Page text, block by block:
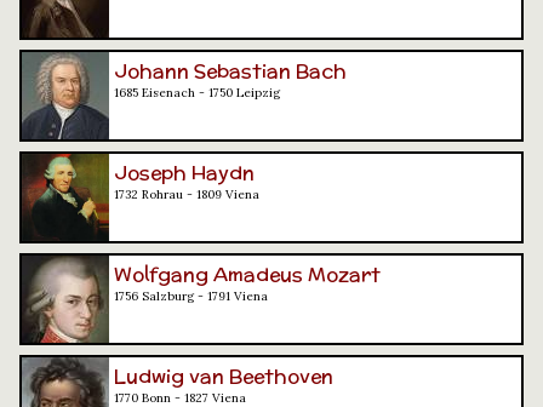
Johann Sebastian Bach
1685 Eisenach - 1750 Leipzig
Joseph Haydn
1732 Rohrau - 1809 Viena
Wolfgang Amadeus Mozart
1756 Salzburg - 1791 Viena
Ludwig van Beethoven
1770 Bonn - 1827 Viena